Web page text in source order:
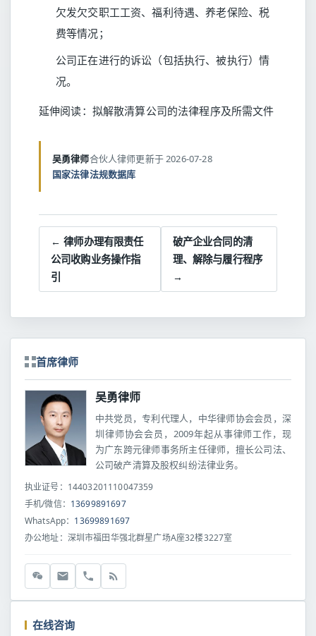
欠发欠交职工工资、福利待遇、养老保险、税
费等情况；
公司正在进行的诉讼（包括执行、被执行）情
况。
延伸阅读： 拟解散清算公司的法律程序及所需文件
吴勇律师合伙人律师更新于 2026-07-28
国家法律法规数据库
← 律师办理有限责任
公司收购业务操作指
引
破产企业合同的清
理、解除与履行程序
→
首席律师
吴勇律师
中共党员，专利代理人，中华律师协会会员，深
圳律师协会会员，2009年起从事律师工作，现
为广东跨元律师事务所主任律师，擅长公司法、
公司破产清算及股权纠纷法律业务。
执业证号：14403201110047359
手机/微信： 13699891697
WhatsApp： 13699891697
办公地址：深圳市福田华强北群星广场A座32楼3227室
在线咨询